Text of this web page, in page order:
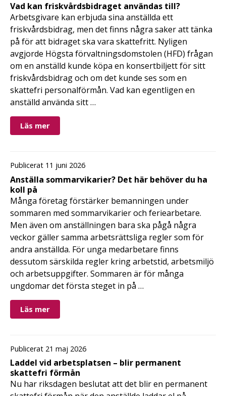
Vad kan friskvårdsbidraget användas till?
Arbetsgivare kan erbjuda sina anställda ett
friskvårdsbidrag, men det finns några saker att tänka
på för att bidraget ska vara skattefritt. Nyligen
avgjorde Högsta förvaltningsdomstolen (HFD) frågan
om en anställd kunde köpa en konsertbiljett för sitt
friskvårdsbidrag och om det kunde ses som en
skattefri personalförmån. Vad kan egentligen en
anställd använda sitt …
Läs mer
Publicerat 11 juni 2026
Anställa sommarvikarier? Det här behöver du ha
koll på
Många företag förstärker bemanningen under
sommaren med sommarvikarier och feriearbetare.
Men även om anställningen bara ska pågå några
veckor gäller samma arbetsrättsliga regler som för
andra anställda. För unga medarbetare finns
dessutom särskilda regler kring arbetstid, arbetsmiljö
och arbetsuppgifter. Sommaren är för många
ungdomar det första steget in på …
Läs mer
Publicerat 21 maj 2026
Laddel vid arbetsplatsen – blir permanent
skattefri förmån
Nu har riksdagen beslutat att det blir en permanent